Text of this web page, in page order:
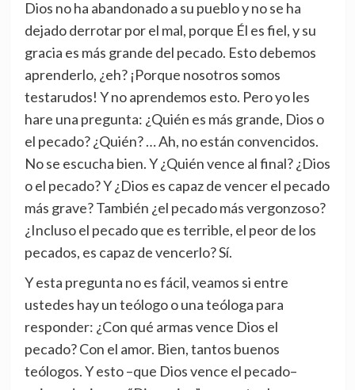
Dios no ha abandonado a su pueblo y no se ha
dejado derrotar por el mal, porque Él es fiel, y su
gracia es más grande del pecado. Esto debemos
aprenderlo, ¿eh? ¡Porque nosotros somos
testarudos! Y no aprendemos esto. Pero yo les
hare una pregunta: ¿Quién es más grande, Dios o
el pecado? ¿Quién? … Ah, no están convencidos.
No se escucha bien. Y ¿Quién vence al final? ¿Dios
o el pecado? Y ¿Dios es capaz de vencer el pecado
más grave? También ¿el pecado más vergonzoso?
¿Incluso el pecado que es terrible, el peor de los
pecados, es capaz de vencerlo? Sí.
Y esta pregunta no es fácil, veamos si entre
ustedes hay un teólogo o una teóloga para
responder: ¿Con qué armas vence Dios el
pecado? Con el amor. Bien, tantos buenos
teólogos. Y esto –que Dios vence el pecado–